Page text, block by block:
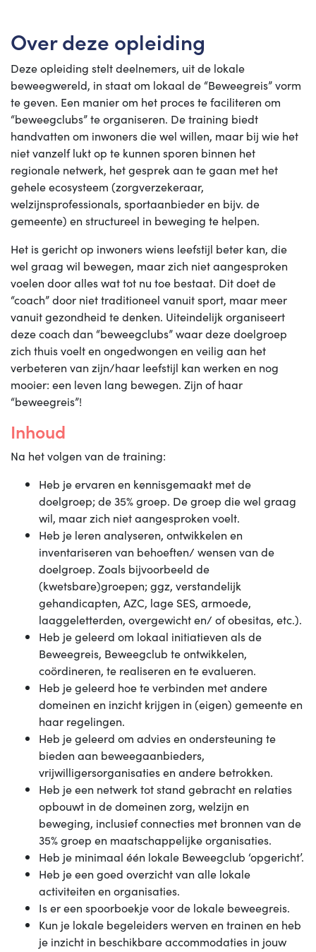
Over deze opleiding
Deze opleiding stelt deelnemers, uit de lokale
beweegwereld, in staat om lokaal de “Beweegreis” vorm
te geven. Een manier om het proces te faciliteren om
“beweegclubs” te organiseren. De training biedt
handvatten om inwoners die wel willen, maar bij wie het
niet vanzelf lukt op te kunnen sporen binnen het
regionale netwerk, het gesprek aan te gaan met het
gehele ecosysteem (zorgverzekeraar,
welzijnsprofessionals, sportaanbieder en bijv. de
gemeente) en structureel in beweging te helpen.
Het is gericht op inwoners wiens leefstijl beter kan, die
wel graag wil bewegen, maar zich niet aangesproken
voelen door alles wat tot nu toe bestaat. Dit doet de
“coach” door niet traditioneel vanuit sport, maar meer
vanuit gezondheid te denken. Uiteindelijk organiseert
deze coach dan “beweegclubs” waar deze doelgroep
zich thuis voelt en ongedwongen en veilig aan het
verbeteren van zijn/haar leefstijl kan werken en nog
mooier: een leven lang bewegen. Zijn of haar
“beweegreis”!
Inhoud
Na het volgen van de training:
Heb je ervaren en kennisgemaakt met de
doelgroep; de 35% groep. De groep die wel graag
wil, maar zich niet aangesproken voelt.
Heb je leren analyseren, ontwikkelen en
inventariseren van behoeften/ wensen van de
doelgroep. Zoals bijvoorbeeld de
(kwetsbare)groepen; ggz, verstandelijk
gehandicapten, AZC, lage SES, armoede,
laaggeletterden, overgewicht en/ of obesitas, etc.).
Heb je geleerd om lokaal initiatieven als de
Beweegreis, Beweegclub te ontwikkelen,
coördineren, te realiseren en te evalueren.
Heb je geleerd hoe te verbinden met andere
domeinen en inzicht krijgen in (eigen) gemeente en
haar regelingen.
Heb je geleerd om advies en ondersteuning te
bieden aan beweegaanbieders,
vrijwilligersorganisaties en andere betrokken.
Heb je een netwerk tot stand gebracht en relaties
opbouwt in de domeinen zorg, welzijn en
beweging, inclusief connecties met bronnen van de
35% groep en maatschappelijke organisaties.
Heb je minimaal één lokale Beweegclub ‘opgericht’.
Heb je een goed overzicht van alle lokale
activiteiten en organisaties.
Is er een spoorboekje voor de lokale beweegreis.
Kun je lokale begeleiders werven en trainen en heb
je inzicht in beschikbare accommodaties in jouw